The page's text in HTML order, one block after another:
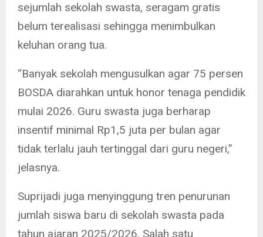
sejumlah sekolah swasta, seragam gratis
belum terealisasi sehingga menimbulkan
keluhan orang tua.
“Banyak sekolah mengusulkan agar 75 persen
BOSDA diarahkan untuk honor tenaga pendidik
mulai 2026. Guru swasta juga berharap
insentif minimal Rp1,5 juta per bulan agar
tidak terlalu jauh tertinggal dari guru negeri,”
jelasnya.
Suprijadi juga menyinggung tren penurunan
jumlah siswa baru di sekolah swasta pada
tahun ajaran 2025/2026. Salah satu